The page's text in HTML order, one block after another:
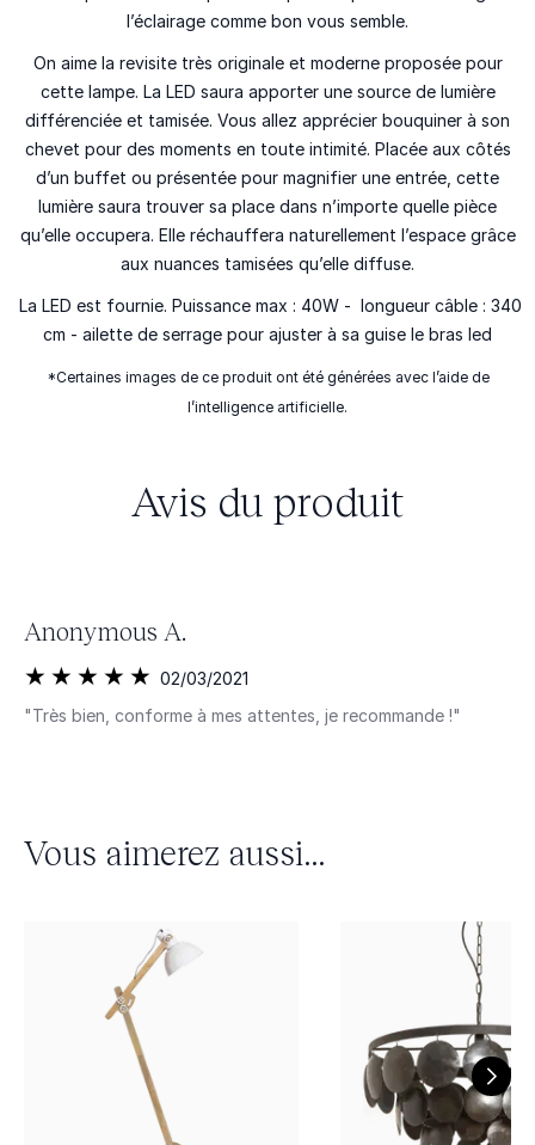
l’éclairage comme bon vous semble.
On aime la revisite très originale et moderne proposée pour
cette lampe. La LED saura apporter une source de lumière
différenciée et tamisée. Vous allez apprécier bouquiner à son
chevet pour des moments en toute intimité. Placée aux côtés
d’un buffet ou présentée pour magnifier une entrée, cette
lumière saura trouver sa place dans n’importe quelle pièce
qu’elle occupera. Elle réchauffera naturellement l’espace grâce
aux nuances tamisées qu’elle diffuse.
La LED est fournie. Puissance max : 40W - longueur câble : 340
cm - ailette de serrage pour ajuster à sa guise le bras led
*Certaines images de ce produit ont été générées avec l’aide de
l’intelligence artificielle.
Avis du produit
Anonymous A.
02/03/2021
"Très bien, conforme à mes attentes, je recommande !"
Vous aimerez aussi...